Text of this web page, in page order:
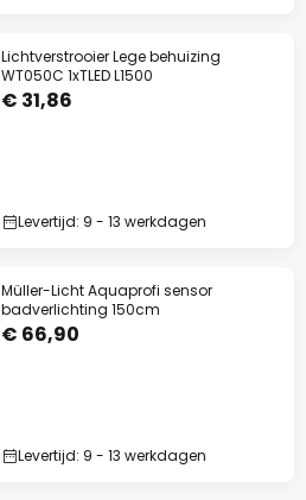
Lichtverstrooier Lege behuizing
WT050C 1xTLED L1500
€ 31,86
Levertijd: 9 - 13 werkdagen
Müller-Licht Aquaprofi sensor
badverlichting 150cm
€ 66,90
Levertijd: 9 - 13 werkdagen